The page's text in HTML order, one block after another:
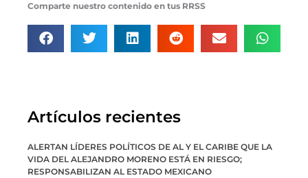
Comparte nuestro contenido en tus RRSS
Artículos recientes
ALERTAN LÍDERES POLÍTICOS DE AL Y EL CARIBE QUE LA
VIDA DEL ALEJANDRO MORENO ESTÁ EN RIESGO;
RESPONSABILIZAN AL ESTADO MEXICANO